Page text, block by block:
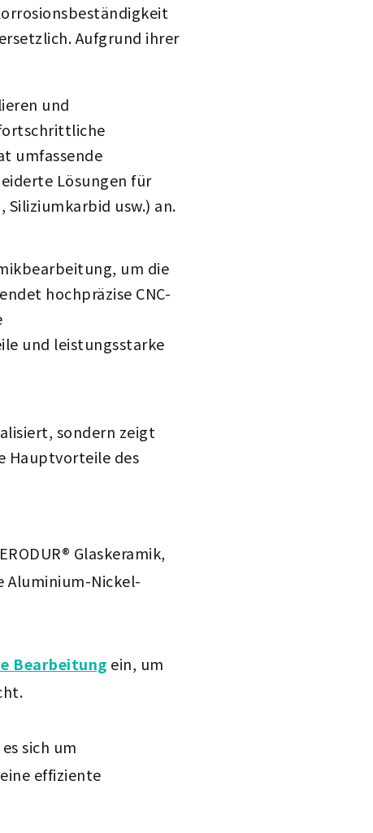
Aufgrund ihrer
und
umfassende
Lösungen für
usw.) an.
um die
hochpräzise CNC-
und leistungsstarke
sondern zeigt
Hauptvorteile des
Glaskeramik,
Aluminium-Nickel-
Bearbeitung ein, um
sich um
effiziente